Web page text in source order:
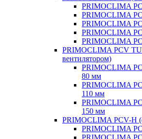
PRIMOCLIMA
PRIMOCLIMA
PRIMOCLIMA
PRIMOCLIMA
PRIMOCLIMA
PRIMOCLIMA PCV
вентилятором)
PRIMOCLIMA
80 мм
PRIMOCLIMA
110 мм
PRIMOCLIMA
150 мм
PRIMOCLIMA PCV-H
PRIMOCLIMA
PRIMOCLIMA